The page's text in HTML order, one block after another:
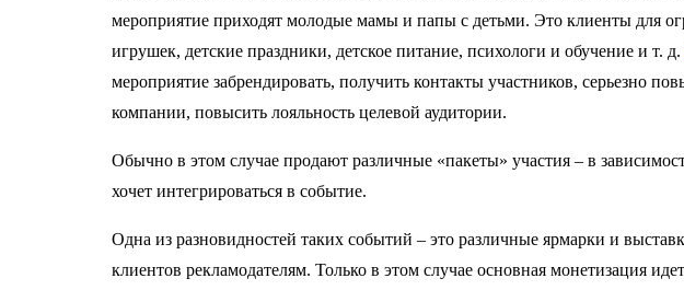
мероприятие приходят молодые мамы и папы с детьми. Это клиенты для
игрушек, детские праздники, детское питание, психологи и обучение и т. д.
мероприятие забрендировать, получить контакты участников, серьезно
компании, повысить лояльность целевой аудитории.
Обычно в этом случае продают различные «пакеты» участия – в
хочет интегрироваться в событие.
Одна из разновидностей таких событий – это различные ярмарки и
клиентов рекламодателям. Только в этом случае основная монетизация